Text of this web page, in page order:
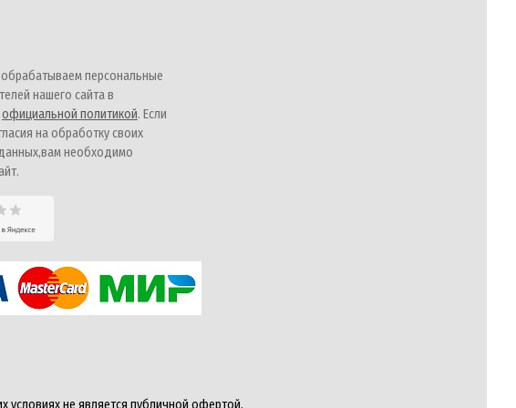
персональные
нашего сайта в
официальной политикой. Если
на обработку своих
необходимо
условиях не является публичной офертой,